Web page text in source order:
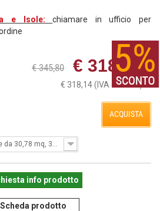
e Isole:
chiamare in ufficio per
€ 318,14
€ 345,80
€ 318,14(IVA esclusa)
ACQUISTA
30,78 mq, 38 pz
info prodotto
prodotto